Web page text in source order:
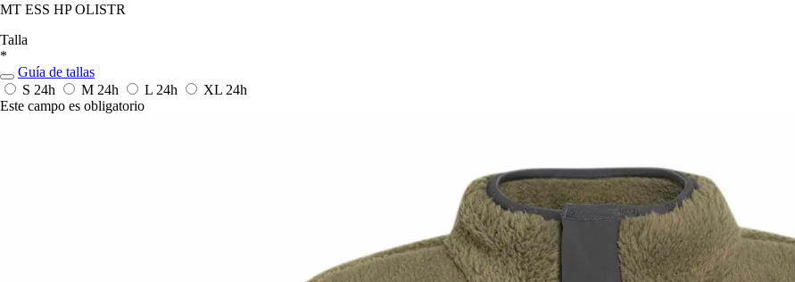
MT ESS HP OLISTR
Talla
*
Guía de tallas
S 24h M 24h L 24h XL 24h
Este campo es obligatorio